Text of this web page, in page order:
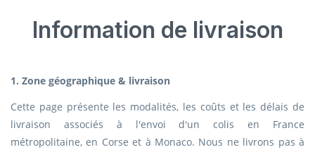
Information de livraison
1. Zone géographique & livraison
Cette page présente les modalités, les coûts et les délais de
livraison associés à l'envoi d'un colis en France
métropolitaine, en Corse et à Monaco. Nous ne livrons pas à